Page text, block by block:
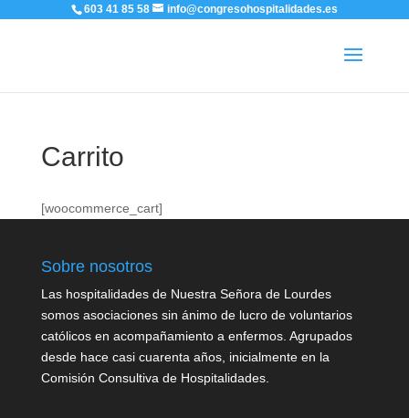
603 41 85 58 info@congresohospitalidades.es
Carrito
[woocommerce_cart]
Sobre nosotros
Las hospitalidades de Nuestra Señora de Lourdes
somos asociaciones sin ánimo de lucro de voluntarios
católicos en acompañamiento a enfermos. Agrupados
desde hace casi cuarenta años, inicialmente en la
Comisión Consultiva de Hospitalidades.